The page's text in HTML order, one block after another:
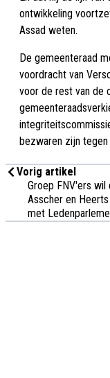
ontwikkeling
Assad weten.
De gemeenteraad
voordracht van
voor de rest van de
bezwaren zijn
Vorig artikel
Groep FNV'ers wil
Asscher en
met